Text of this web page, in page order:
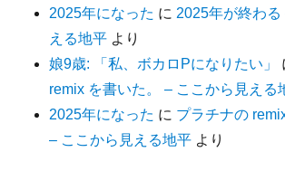
2025年になった に2025年が終わる
える地平 より
娘9歳: 「私、ボカロPになりたい」
remix を書いた。 – ここから見える
2025年になった に プラチナの
– ここから見える地平 より